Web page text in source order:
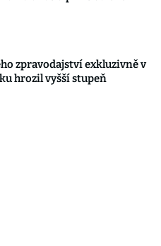
zpravodajství exkluzivně v
hrozil vyšší stupeň